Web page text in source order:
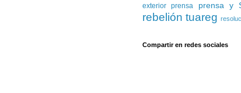
exterior prensa prensa y
rebelión tuareg
Compartir en redes sociales